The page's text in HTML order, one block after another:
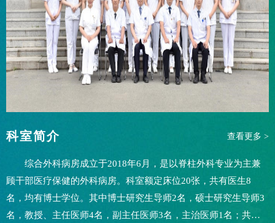
科室简介 查看更多 >
综合外科病房成立于2018年6月，是以脊柱外科专业为主兼
顾干部医疗保健的外科病房。科室额定床位20张，共有医生8
名，均有博士学位。其中博士研究生导师2名，硕士研究生导师3
名，教授、主任医师4名，副主任医师3名，主治医师1名；共有